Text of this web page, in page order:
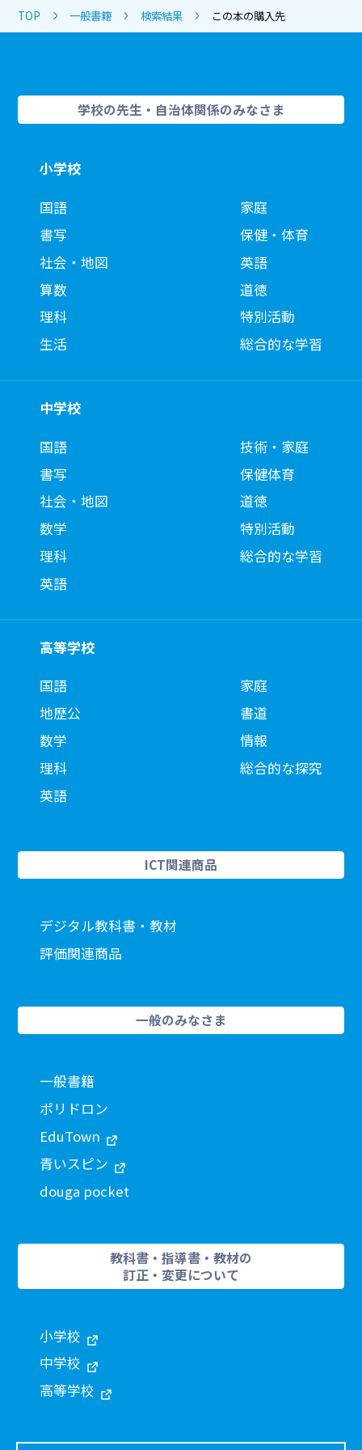
TOP 一般書籍 検索結果 この本の購入先
学校の先生・自治体関係のみなさま
小学校
国語
書写
社会・地図
算数
理科
生活
家庭
保健・体育
英語
道徳
特別活動
総合的な学習
中学校
国語
書写
社会・地図
数学
理科
英語
技術・家庭
保健体育
道徳
特別活動
総合的な学習
高等学校
国語
地歴公
数学
理科
英語
家庭
書道
情報
総合的な探究
ICT関連商品
デジタル教科書・教材
評価関連商品
一般のみなさま
一般書籍
ポリドロン
EduTown
青いスピン
douga pocket
教科書・指導書・教材の
訂正・変更について
小学校
中学校
高等学校